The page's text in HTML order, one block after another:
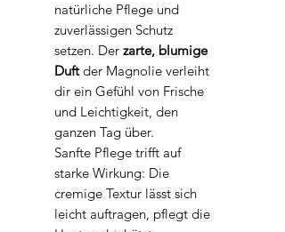
natürliche Pflege und
zuverlässigen Schutz
setzen. Der zarte, blumige
Duftder Magnolie verleiht
dir ein Gefühl von Frische
und Leichtigkeit, den
ganzen Tag über.
Sanfte Pflege trifft auf
starke Wirkung: Die
cremige Textur lässt sich
leicht auftragen, pflegt die